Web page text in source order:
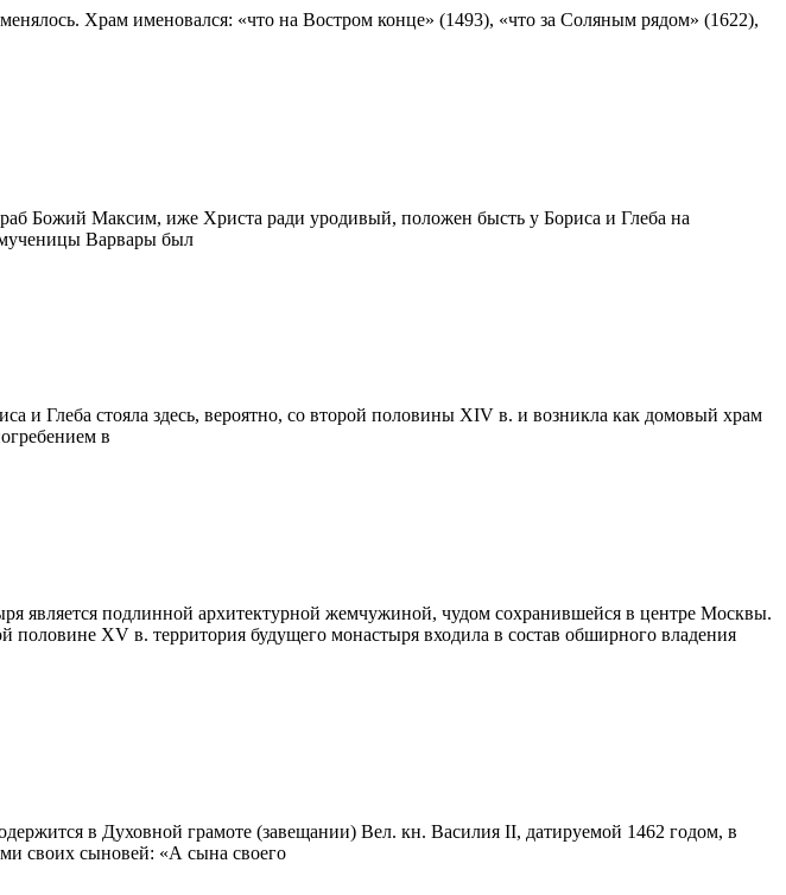
Храм именовался: «что на Востром конце» (1493), «что за Соляным рядом» (1622),
Божий Максим, иже Христа ради уродивый, положен бысть у Бориса и Глеба на
Варвары был
и Глеба стояла здесь, вероятно, со второй половины XIV в. и возникла как домовый храм
в
является подлинной архитектурной жемчужиной, чудом сохранившейся в центре Москвы.
XV в. территория будущего монастыря входила в состав обширного владения
в Духовной грамоте (завещании) Вел. кн. Василия II, датируемой 1462 годом, в
своих сыновей: «А сына своего